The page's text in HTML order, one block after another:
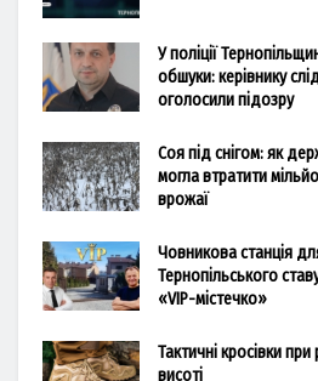
У поліції
обшуки: керівнику
оголосили підозру
Соя під снігом: як
могла втратити
врожаї
Човникова станція
Тернопільського
«VIP-містечко»
Тактичні кросівки
висоті